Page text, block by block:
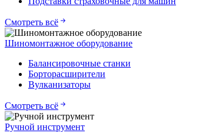
Смотреть всё
Шиномонтажное оборудование
Балансировочные станки
Борторасширители
Вулканизаторы
Смотреть всё
Ручной инструмент